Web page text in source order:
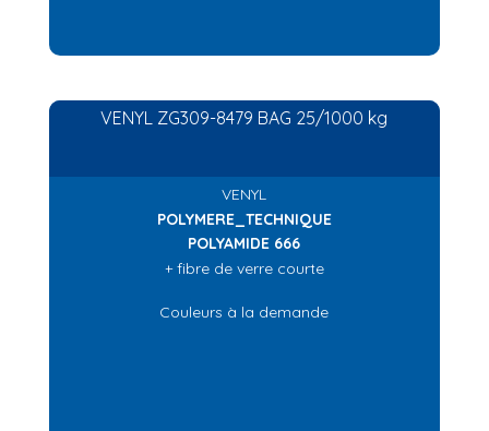
VENYL ZG309-8479 BAG 25/1000 kg
VENYL
POLYMERE_TECHNIQUE
POLYAMIDE 666
+ fibre de verre courte
Couleurs à la demande